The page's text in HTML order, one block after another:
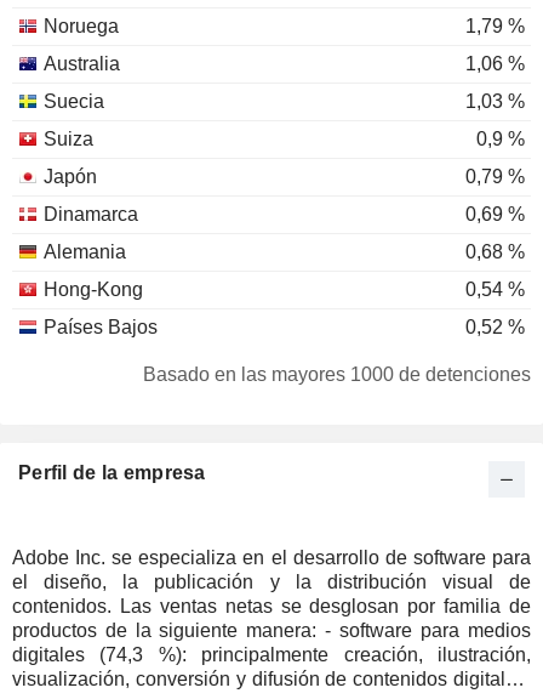
Noruega
1,79 %
Australia
1,06 %
Suecia
1,03 %
Suiza
0,9 %
Japón
0,79 %
Dinamarca
0,69 %
Alemania
0,68 %
Hong-Kong
0,54 %
Países Bajos
0,52 %
Luxemburgo
0,41 %
Bélgica
0,2 %
China
0,13 %
Italia
0,09 %
Portugal
0,09 %
Finlandia
0,09 %
Basado en las mayores 1000 de detenciones
Perfil de la empresa
Adobe Inc. se especializa en el desarrollo de software para
el diseño, la publicación y la distribución visual de
contenidos. Las ventas netas se desglosan por familia de
productos de la siguiente manera: - software para medios
digitales (74,3 %): principalmente creación, ilustración,
visualización, conversión y difusión de contenidos digitales;